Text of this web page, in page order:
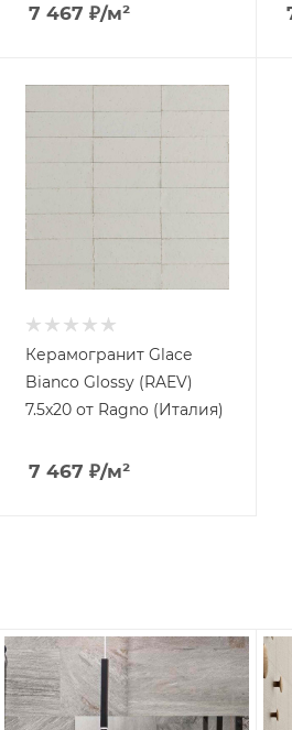
7 467 ₽/м²
Керамогранит Glace
Bianco Glossy (RAEV)
7.5x20 от Ragno (Италия)
7 467 ₽/м²